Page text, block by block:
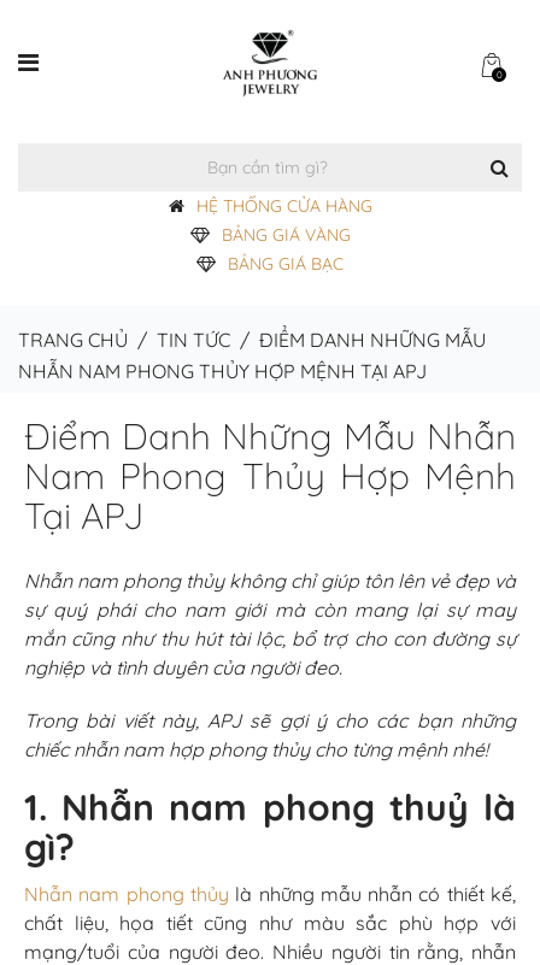
0
HỆ THỐNG CỬA HÀNG
BẢNG GIÁ VÀNG
BẢNG GIÁ BẠC
TRANG CHỦ / TIN TỨC / ĐIỂM DANH NHỮNG MẪU
NHẪN NAM PHONG THỦY HỢP MỆNH TẠI APJ
Điểm Danh Những Mẫu Nhẫn
Nam Phong Thủy Hợp Mệnh
Tại APJ
Nhẫn nam phong thủy không chỉ giúp tôn lên vẻ đẹp và
sự quý phái cho nam giới mà còn mang lại sự may
mắn cũng như thu hút tài lộc, bổ trợ cho con đường sự
nghiệp và tình duyên của người đeo.
Trong bài viết này, APJ sẽ gợi ý cho các bạn những
chiếc nhẫn nam hợp phong thủy cho từng mệnh nhé!
1. Nhẫn nam phong thuỷ là
gì?
Nhẫn nam phong thủy là những mẫu nhẫn có thiết kế,
chất liệu, họa tiết cũng như màu sắc phù hợp với
mạng/tuổi của người đeo. Nhiều người tin rằng, nhẫn